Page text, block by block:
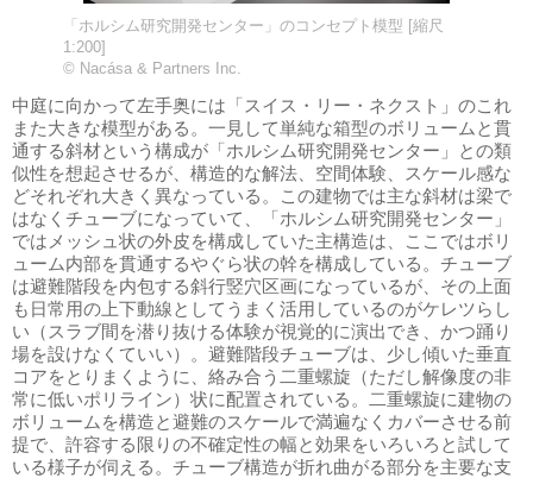
「ホルシム研究開発センター」のコンセプト模型 [縮尺
1:200]
© Nacása & Partners Inc.
中庭に向かって左手奥には「スイス・リー・ネクスト」のこれ
また大きな模型がある。一見して単純な箱型のボリュームと貫
通する斜材という構成が「ホルシム研究開発センター」との類
似性を想起させるが、構造的な解法、空間体験、スケール感な
どそれぞれ大きく異なっている。この建物では主な斜材は梁で
はなくチューブになっていて、「ホルシム研究開発センター」
ではメッシュ状の外皮を構成していた主構造は、ここではボリ
ューム内部を貫通するやぐら状の幹を構成している。チューブ
は避難階段を内包する斜行竪穴区画になっているが、その上面
も日常用の上下動線としてうまく活用しているのがケレツらし
い（スラブ間を潜り抜ける体験が視覚的に演出でき、かつ踊り
場を設けなくていい）。避難階段チューブは、少し傾いた垂直
コアをとりまくように、絡み合う二重螺旋（ただし解像度の非
常に低いポリライン）状に配置されている。二重螺旋に建物の
ボリュームを構造と避難のスケールで満遍なくカバーさせる前
提で、許容する限りの不確定性の幅と効果をいろいろと試して
いる様子が伺える。チューブ構造が折れ曲がる部分を主要な支